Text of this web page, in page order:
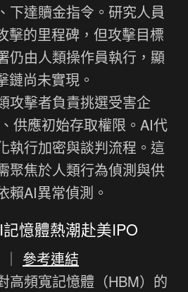
下達贖金指令。研究人員
擊的里程碑，但攻擊目標
仍由人類操作員執行，顯
鏈尚未實現。
攻擊者負責挑選受害企
供應初始存取權限。AI代
執行加密與談判流程。這
聚焦於人類行為偵測與供
賴AI異常偵測。
憶體熱潮赴美IPO
參考連結
高頻寬記憶體（HBM）的